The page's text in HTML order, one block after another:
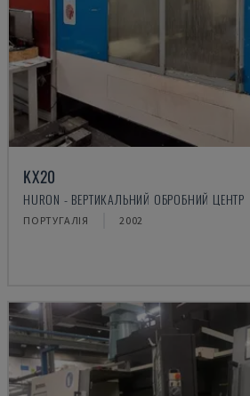
KX20
HURON - ВЕРТИКАЛЬНИЙ ОБРОБНИЙ ЦЕНТР
ПОРТУГАЛІЯ 2002